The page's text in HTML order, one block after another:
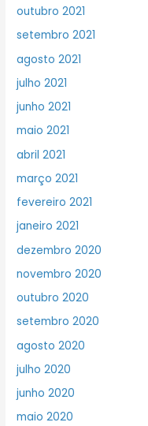
outubro 2021
setembro 2021
agosto 2021
julho 2021
junho 2021
maio 2021
abril 2021
março 2021
fevereiro 2021
janeiro 2021
dezembro 2020
novembro 2020
outubro 2020
setembro 2020
agosto 2020
julho 2020
junho 2020
maio 2020